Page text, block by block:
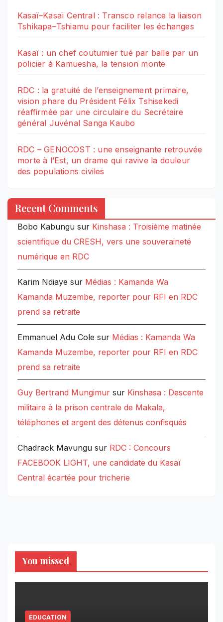
Kasaï–Kasaï Central : Transco relance la liaison
Tshikapa–Tshiamu pour faciliter les échanges
Kasaï : un chef coutumier tué par balle par un
policier à Kamuesha, la tension monte
RDC : la gratuité de l’enseignement primaire,
vision phare du Président Félix Tshisekedi
réaffirmée par une circulaire du Secrétaire
général Juvénal Sanga Kaubo
RDC – GENOCOST : une enseignante retrouvée
morte à l’Est, un drame qui ravive la douleur
des populations civiles
Recent Comments
Bobo Kabungu sur Kinshasa : Troisième matinée
scientifique du CRESH, vers une souveraineté
numérique en RDC
Karim Ndiaye sur Médias : Kamanda Wa
Kamanda Muzembe, reporter pour RFI en RDC
prend sa retraite
Emmanuel Adu Cole sur Médias : Kamanda Wa
Kamanda Muzembe, reporter pour RFI en RDC
prend sa retraite
Guy Bertrand Mungimur sur Kinshasa : Descente
militaire à la prison centrale de Makala,
téléphones et argent des détenus confisqués
Chadrack Mavungu sur RDC : Concours
FACEBOOK LIGHT, une candidate du Kasaï
Central écartée pour tricherie
You missed
ÉDUCATION